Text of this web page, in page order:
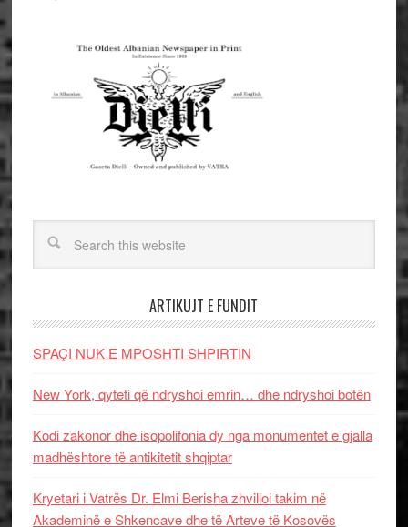
ARTIKUJT E FUNDIT
SPAÇI NUK E MPOSHTI SHPIRTIN
New York, qyteti që ndryshoi emrin… dhe ndryshoi botën
Kodi zakonor dhe isopolifonia dy nga monumentet e gjalla
madhështore të antikitetit shqiptar
Kryetari i Vatrës Dr. Elmi Berisha zhvilloi takim në
Akademinë e Shkencave dhe të Arteve të Kosovës